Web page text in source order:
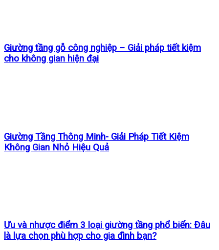
Giường tầng gỗ công nghiệp – Giải pháp tiết kiệm
cho không gian hiện đại
Giường Tầng Thông Minh- Giải Pháp Tiết Kiệm
Không Gian Nhỏ Hiệu Quả
Ưu và nhược điểm 3 loại giường tầng phổ biến: Đâu
là lựa chọn phù hợp cho gia đình bạn?